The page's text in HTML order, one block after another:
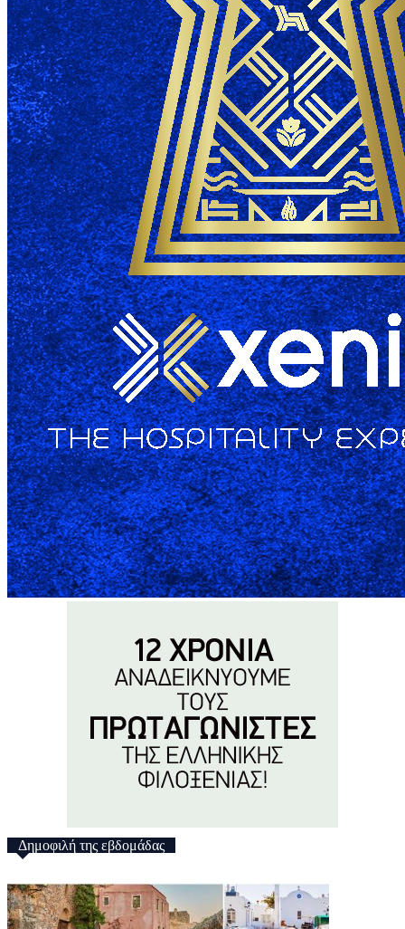
Δημοφιλή της εβδομάδας